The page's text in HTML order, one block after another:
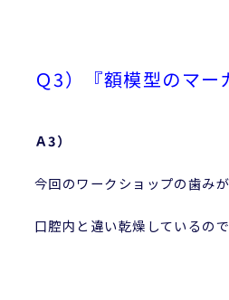
Ｑ3）『額模型のマー
Ａ3）
今回のワークショップの歯み
口腔内と違い乾燥しているの